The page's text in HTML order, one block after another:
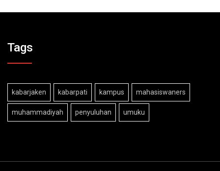
Tags
kabarjaken kabarpati kampus mahasiswaners
muhammadiyah penyuluhan umuku